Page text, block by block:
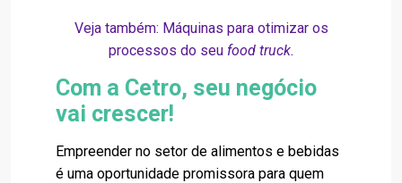
Veja também: Máquinas para otimizar os
processos do seu food truck.
Com a Cetro, seu negócio
vai crescer!
Empreender no setor de alimentos e bebidas
é uma oportunidade promissora para quem